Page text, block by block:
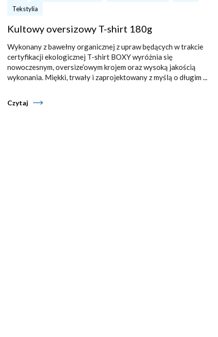
Tekstylia
Kultowy oversizowy T-shirt 180g
Wykonany z bawełny organicznej z upraw będących w trakcie
certyfikacji ekologicznej T-shirt BOXY wyróżnia się
nowoczesnym, oversize’owym krojem oraz wysoką jakością
wykonania. Miękki, trwały i zaprojektowany z myślą o długim ...
Czytaj